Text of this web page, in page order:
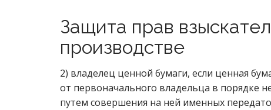
Защита прав
производстве
2) владелец ценной бумаги, если ценная
от первоначального владельца в порядке
путем совершения на ней именных